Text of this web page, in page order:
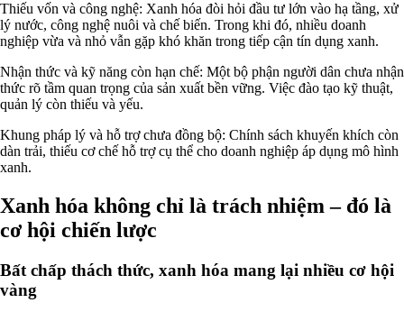
Thiếu vốn và công nghệ: Xanh hóa đòi hỏi đầu tư lớn vào hạ tầng, xử
lý nước, công nghệ nuôi và chế biến. Trong khi đó, nhiều doanh
nghiệp vừa và nhỏ vẫn gặp khó khăn trong tiếp cận tín dụng xanh.
Nhận thức và kỹ năng còn hạn chế: Một bộ phận người dân chưa nhận
thức rõ tầm quan trọng của sản xuất bền vững. Việc đào tạo kỹ thuật,
quản lý còn thiếu và yếu.
Khung pháp lý và hỗ trợ chưa đồng bộ: Chính sách khuyến khích còn
dàn trải, thiếu cơ chế hỗ trợ cụ thể cho doanh nghiệp áp dụng mô hình
xanh.
Xanh hóa không chỉ là trách nhiệm – đó là
cơ hội chiến lược
Bất chấp thách thức, xanh hóa mang lại nhiều cơ hội
vàng